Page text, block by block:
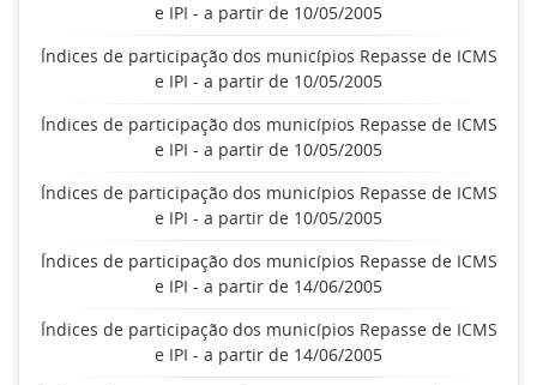
e IPI - a partir de 10/05/2005
Índices de participação dos municípios Repasse de ICMS
e IPI - a partir de 10/05/2005
Índices de participação dos municípios Repasse de ICMS
e IPI - a partir de 10/05/2005
Índices de participação dos municípios Repasse de ICMS
e IPI - a partir de 10/05/2005
Índices de participação dos municípios Repasse de ICMS
e IPI - a partir de 14/06/2005
Índices de participação dos municípios Repasse de ICMS
e IPI - a partir de 14/06/2005